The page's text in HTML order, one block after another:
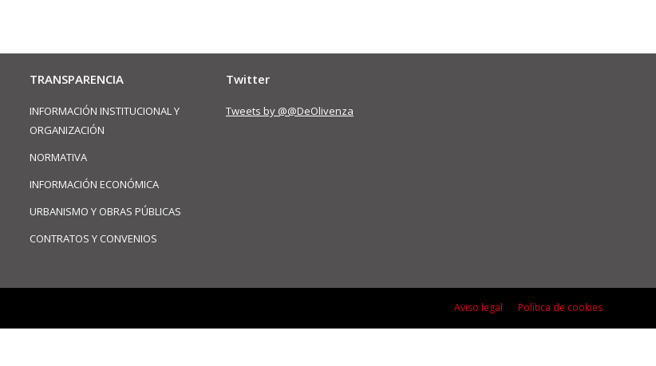
TRANSPARENCIA
INFORMACIÓN INSTITUCIONAL Y
ORGANIZACIÓN
NORMATIVA
INFORMACIÓN ECONÓMICA
URBANISMO Y OBRAS PÚBLICAS
CONTRATOS Y CONVENIOS
Twitter
Tweets by @@DeOlivenza
Aviso legal Política de cookies